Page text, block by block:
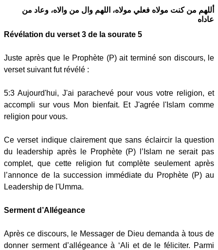
أللهم من كنت مولاه فعلي مولاه، اللهم وال من والاه، وعاد من
عاداه
Révélation du verset 3 de la sourate 5
Juste après que le Prophète (P) ait terminé son discours, le
verset suivant fut révélé :
5:3 Aujourd'hui, J'ai parachevé pour vous votre religion, et
accompli sur vous Mon bienfait. Et J'agrée l'Islam comme
religion pour vous.
Ce verset indique clairement que sans éclaircir la question
du leadership après le Prophète (P) l’Islam ne serait pas
complet, que cette religion fut complète seulement après
l’annonce de la succession immédiate du Prophète (P) au
Leadership de l'Umma.
Serment d’Allégeance
Après ce discours, le Messager de Dieu demanda à tous de
donner serment d’allégeance à ‘Ali et de le féliciter. Parmi